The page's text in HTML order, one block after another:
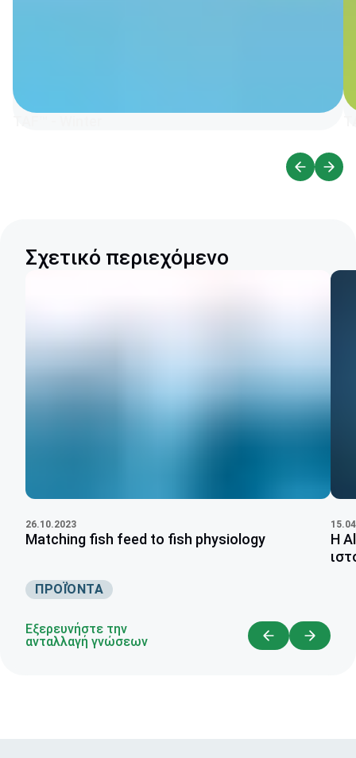
Σχετικό περιεχόμενο
26.10.2023
Matching fish feed to fish physiology
ΠΡΟΪΌΝΤΑ
Η
Εξερευνήστε την
ανταλλαγή γνώσεων